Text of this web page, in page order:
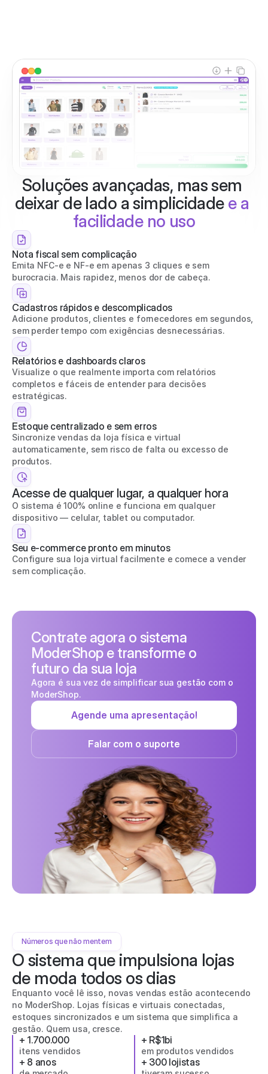
Soluções avançadas, mas sem
deixar de lado a simplicidade e a
facilidade no uso
Nota fiscal sem complicação
Emita NFC-e e NF-e em apenas 3 cliques e sem
burocracia. Mais rapidez, menos dor de cabeça.
Cadastros rápidos e descomplicados
Adicione produtos, clientes e fornecedores em segundos,
sem perder tempo com exigências desnecessárias.
Relatórios e dashboards claros
Visualize o que realmente importa com relatórios
completos e fáceis de entender para decisões
estratégicas.
Estoque centralizado e sem erros
Sincronize vendas da loja física e virtual
automaticamente, sem risco de falta ou excesso de
produtos.
Acesse de qualquer lugar, a qualquer hora
O sistema é 100% online e funciona em qualquer
dispositivo — celular, tablet ou computador.
Seu e-commerce pronto em minutos
Configure sua loja virtual facilmente e comece a vender
sem complicação.
Contrate agora o sistema
ModerShop e transforme o
futuro da sua loja
Agora é sua vez de simplificar sua gestão com o
ModerShop.
Agende uma apresentação!
Falar com o suporte
Números que não mentem
O sistema que impulsiona lojas
de moda todos os dias
Enquanto você lê isso, novas vendas estão acontecendo
no ModerShop. Lojas físicas e virtuais conectadas,
estoques sincronizados e um sistema que simplifica a
gestão. Quem usa, cresce.
+ 1.700.000
itens vendidos
+ R$1bi
em produtos vendidos
+ 8 anos + 300 lojistas